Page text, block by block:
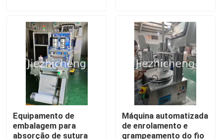
Para casa
Produtos
Vídeos
Sobre nós
embalagem SCT001
Equipamento de
embalagem para
absorção de sutura
Máquina automatizada
de enrolamento e
grampeamento do fio